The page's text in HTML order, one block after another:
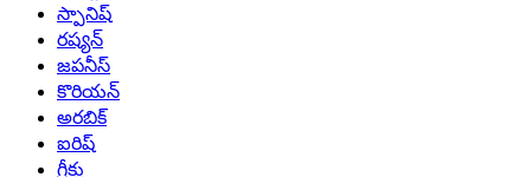
స్పానిష్
రష్యన్
జపనీస్
కొరియన్
అరబిక్
ఐరిష్
గ్రీకు